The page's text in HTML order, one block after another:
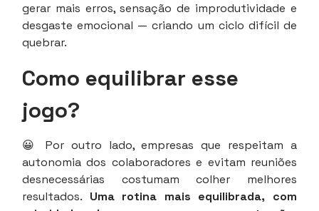
gerar mais erros, sensação de improdutividade e
desgaste emocional — criando um ciclo difícil de
quebrar.
Como equilibrar esse
jogo?
😀 Por outro lado, empresas que respeitam a
autonomia dos colaboradores e evitam reuniões
desnecessárias costumam colher melhores
resultados. Uma rotina mais equilibrada, com